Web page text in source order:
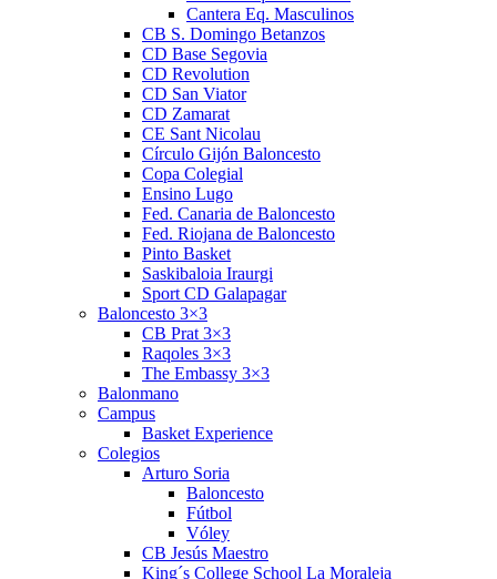
Cantera Eq. Masculinos
CB S. Domingo Betanzos
CD Base Segovia
CD Revolution
CD San Viator
CD Zamarat
CE Sant Nicolau
Círculo Gijón Baloncesto
Copa Colegial
Ensino Lugo
Fed. Canaria de Baloncesto
Fed. Riojana de Baloncesto
Pinto Basket
Saskibaloia Iraurgi
Sport CD Galapagar
Baloncesto 3×3
CB Prat 3×3
Raqoles 3×3
The Embassy 3×3
Balonmano
Campus
Basket Experience
Colegios
Arturo Soria
Baloncesto
Fútbol
Vóley
CB Jesús Maestro
King´s College School La Moraleja